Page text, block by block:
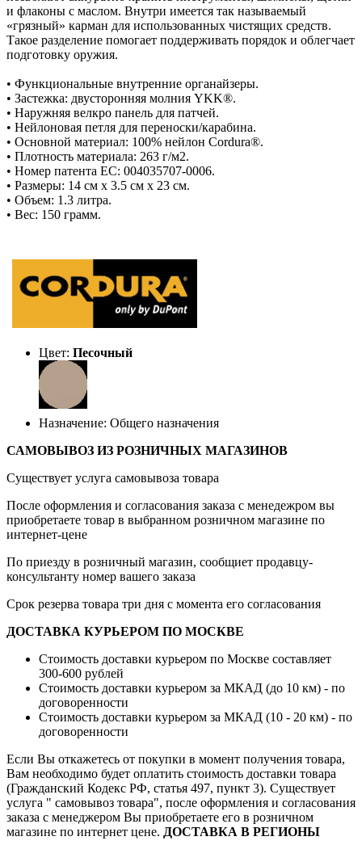
и флаконы с маслом. Внутри имеется так называемый
«грязный» карман для использованных чистящих средств.
Такое разделение помогает поддерживать порядок и облегчает
подготовку оружия.
• Функциональные внутренние органайзеры.
• Застежка: двусторонняя молния YKK®.
• Наружняя велкро панель для патчей.
• Нейлоновая петля для переноски/карабина.
• Основной материал: 100% нейлон Cordura®.
• Плотность материала: 263 г/м2.
• Номер патента ЕС: 004035707-0006.
• Размеры: 14 см x 3.5 см x 23 см.
• Объем: 1.3 литра.
• Вес: 150 грамм.
Цвет: Песочный
Назначение: Общего назначения
САМОВЫВОЗ ИЗ РОЗНИЧНЫХ МАГАЗИНОВ
Существует услуга самовывоза товара
После оформления и согласования заказа с менедежром вы
приобретаете товар в выбранном розничном магазине по
интернет-цене
По приезду в розничный магазин, сообщиет продавцу-
консультанту номер вашего заказа
Срок резерва товара три дня с момента его согласования
ДОСТАВКА КУРЬЕРОМ ПО МОСКВЕ
Стоимость доставки курьером по Москве составляет
300-600 рублей
Стоимость доставки курьером за МКАД (до 10 км) - по
договоренности
Стоимость доставки курьером за МКАД (10 - 20 км) - по
договоренности
Если Вы откажетесь от покупки в момент получения товара,
Вам необходимо будет оплатить стоимость доставки товара
(Гражданский Кодекс РФ, статья 497, пункт 3). Существует
услуга " самовывоз товара", после оформления и согласования
заказа с менеджером Вы приобретаете его в розничном
магазине по интернет цене. ДОСТАВКА В РЕГИОНЫ